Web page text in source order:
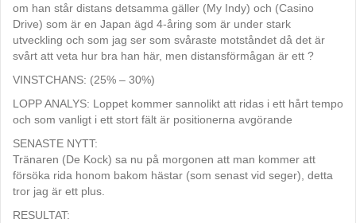
om han står distans detsamma gäller (My Indy) och (Casino
Drive) som är en Japan ägd 4-åring som är under stark
utveckling och som jag ser som svåraste motståndet då det är
svårt att veta hur bra han här, men distansförmågan är ett ?
VINSTCHANS: (25% – 30%)
LOPP ANALYS: Loppet kommer sannolikt att ridas i ett hårt tempo
och som vanligt i ett stort fält är positionerna avgörande
SENASTE NYTT:
Tränaren (De Kock) sa nu på morgonen att man kommer att
försöka rida honom bakom hästar (som senast vid seger), detta
tror jag är ett plus.
RESULTAT: